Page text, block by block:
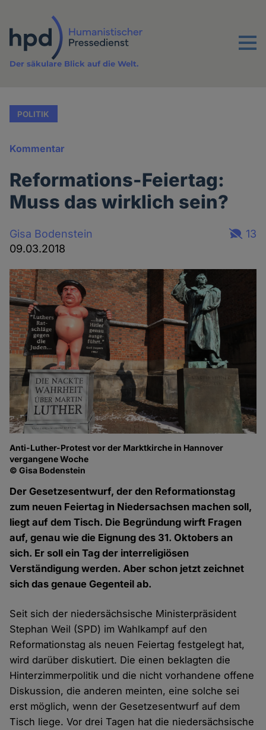
Inhalt
Menu
Der säkulare Blick auf die Welt.
POLITIK
Kommentar
Reformations-Feiertag:
Muss das wirklich sein?
Gisa Bodenstein
09.03.2018
13
Anti-Luther-Protest vor der Marktkirche in Hannover
vergangene Woche
© Gisa Bodenstein
Der Gesetzesentwurf, der den Reformationstag
zum neuen Feiertag in Niedersachsen machen soll,
liegt auf dem Tisch. Die Begründung wirft Fragen
auf, genau wie die Eignung des 31. Oktobers an
sich. Er soll ein Tag der interreligiösen
Verständigung werden. Aber schon jetzt zeichnet
sich das genaue Gegenteil ab.
Seit sich der niedersächsische Ministerpräsident
Stephan Weil (SPD) im Wahlkampf auf den
Reformationstag als neuen Feiertag festgelegt hat,
wird darüber diskutiert. Die einen beklagten die
Hinterzimmerpolitik und die nicht vorhandene offene
Diskussion, die anderen meinten, eine solche sei
erst möglich, wenn der Gesetzesentwurf auf dem
Tisch liege. Vor drei Tagen hat die niedersächsische